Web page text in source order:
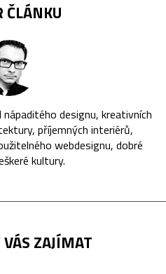
ČLÁNKU
designu, kreativních
příjemných interiérů,
webdesignu, dobré
kultury.
ZAJÍMAT